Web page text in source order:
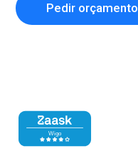
Pedir orçamento